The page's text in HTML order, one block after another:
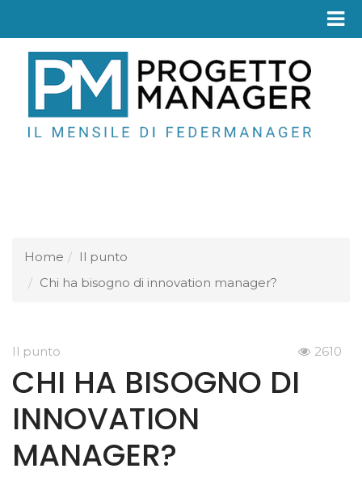
Home
Il punto
Chi ha bisogno di innovation manager?
Il punto 2610
CHI HA BISOGNO DI
INNOVATION
MANAGER?